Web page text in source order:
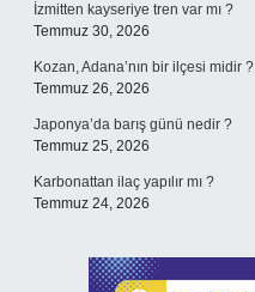
İzmitten kayseriye tren var mı ?
Temmuz 30, 2026
Kozan, Adana’nın bir ilçesi midir ?
Temmuz 26, 2026
Japonya’da barış günü nedir ?
Temmuz 25, 2026
Karbonattan ilaç yapılır mı ?
Temmuz 24, 2026